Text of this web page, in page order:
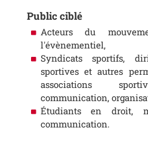
Public ciblé
Acteurs du
l'évènementiel,
Syndicats sportifs,
sportives et autres
associations
communication,
Étudiants en droit,
communication.